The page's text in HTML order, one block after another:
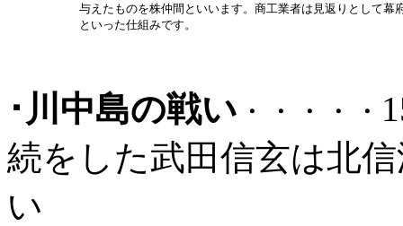
与えたものを株仲間といいます。商工業者は見返りとして幕
          といった仕組みです。
･川中島の戦い ・・・・・
続をした武田信玄は北
い